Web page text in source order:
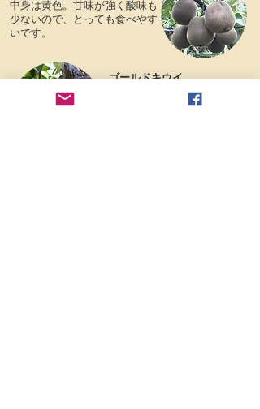
​中身は黄色​。甘味が強く酸味も
少ないので、とっても食べやす
いです。
​ゴールドキウイ
​食べ頃になるとほとんど酸味